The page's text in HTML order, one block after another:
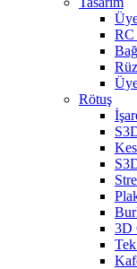
RC
Rötuş
3D